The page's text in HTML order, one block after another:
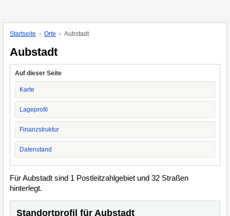
Startseite Orte Aubstadt
Aubstadt
Auf dieser Seite
Karte
Lageprofil
Finanzstruktur
Datenstand
Für Aubstadt sind 1 Postleitzahlgebiet und 32 Straßen
hinterlegt.
Standortprofil für Aubstadt